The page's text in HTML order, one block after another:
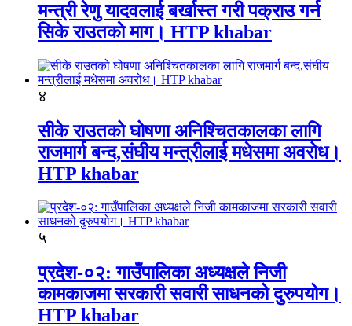
मन्त्री रेणु यादवलाई बर्खास्त गरी पक्राउ गर्न
सिके राउतकाे माग। HTP khabar
४
सीके राउतको घोषणा अनिश्चितकालका लागि
राजमार्ग बन्द,संघीय मन्त्रीलाई मधेसमा अवरोध।
HTP khabar
५
प्रदेश-०२: गाउँपालिका अध्यक्षले निजी
कामकाजमा सरकारी सवारी साधनको दुरुपयोग।
HTP khabar